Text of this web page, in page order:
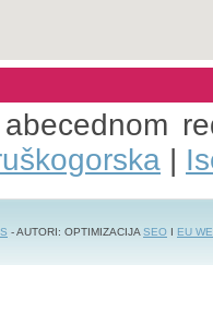
|
- AUTORI: OPTIMIZACIJASEO I EU